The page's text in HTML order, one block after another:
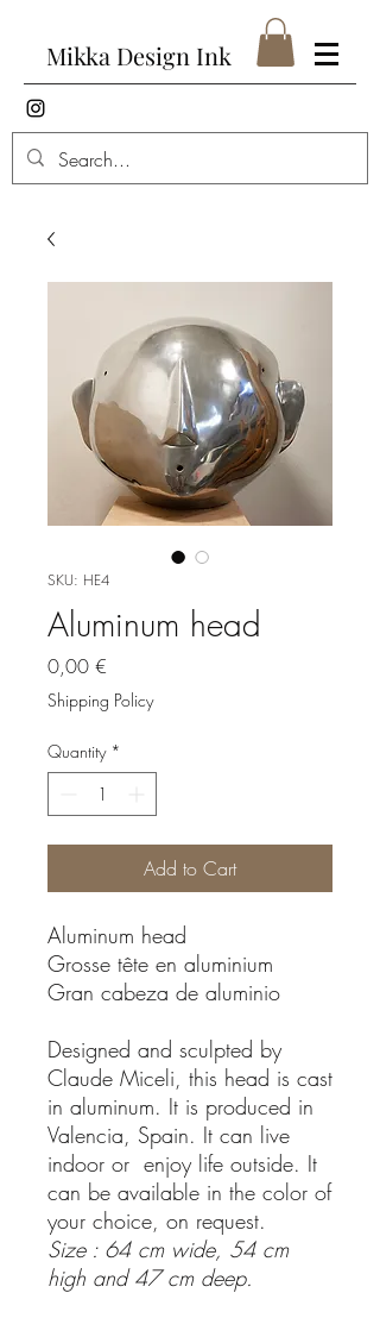
Mikka Design Ink
SKU: HE4
Aluminum head
0,00 €
Shipping Policy
Quantity *
Add to Cart
Aluminum head
Grosse tête en aluminium
Gran cabeza de aluminio
Designed and sculpted by
Claude Miceli, this head is cast
in aluminum. It is produced in
Valencia, Spain. It can live
indoor or enjoy life outside. It
can be available in the color of
your choice, on request.
Size : 64 cm wide, 54 cm
high and 47 cm deep.